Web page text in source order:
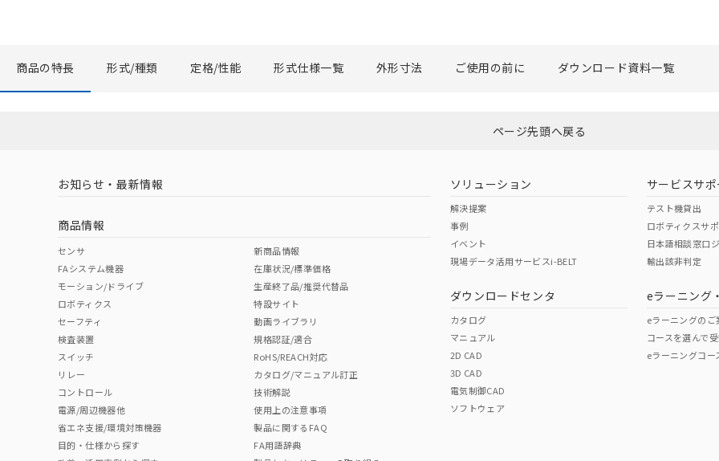
商品の特長 形式/種類 定格/性能 形式仕様一覧 外形寸法 ご使用の前に ダウンロード資料一覧
ページ先頭へ戻る
お知らせ・最新情報
商品情報
センサ
FAシステム機器
モーション/ドライブ
ロボティクス
セーフティ
検査装置
スイッチ
リレー
コントロール
電源/周辺機器他
省エネ支援/環境対策機器
目的・仕様から探す
新商品情報
在庫状況/標準価格
生産終了品/推奨代替品
特設サイト
動画ライブラリ
規格認証/適合
RoHS/REACH対応
カタログ/マニュアル訂正
技術解説
使用上の注意事項
製品に関するFAQ
FA用語辞典
ソリューション
解決提案
事例
イベント
現場データ活用サービスi-BELT
ダウンロードセンタ
カタログ
マニュアル
2D CAD
3D CAD
電気制御CAD
ソフトウェア
サービスサポ
テスト機貸出
ロボティクスサ
日本語相談窓口
輸出該非判定
eラーニング
eラーニングのご
コースを選んで
eラーニングコー